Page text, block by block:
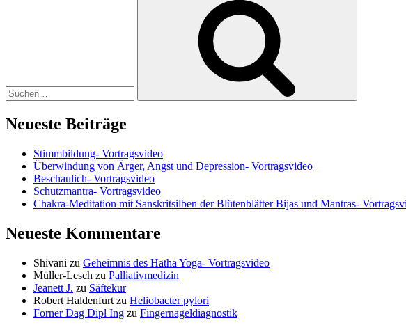
Neueste Beiträge
Stimmbildung- Vortragsvideo
Überwindung von Ärger, Angst und Depression- Vortragsvideo
Beschaulich- Vortragsvideo
Schutzmantra- Vortragsvideo
Chakra-Meditation mit Sanskritsilben der Blütenblätter Bijas und Mantras-
Neueste Kommentare
Shivani zu Geheimnis des Hatha Yoga- Vortragsvideo
Müller-Lesch zu Palliativmedizin
Jeanett J. zu Säftekur
Robert Haldenfurt zu Heliobacter pylori
Forner Dag Dipl Ing zu Fingernageldiagnostik